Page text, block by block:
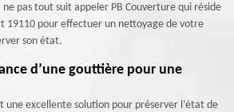
pas tout suit appeler PB Couverture qui réside
19110 pour effectuer un nettoyage de votre
son état.
d’une gouttière pour une
une excellente solution pour préserver l’état de